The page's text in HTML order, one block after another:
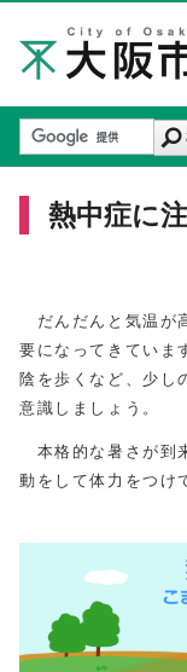
熱中症に
だんだんと気温が
要になってきていま
陰を歩くなど、少し
意識しましょう。
本格的な暑さが到
動をして体力をつけ